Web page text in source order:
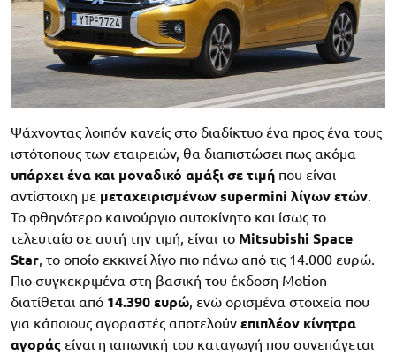
Ψάχνοντας λοιπόν κανείς στο διαδίκτυο ένα προς ένα τους
ιστότοπους των εταιρειών, θα διαπιστώσει πως ακόμα
υπάρχει ένα και μοναδικό αμάξι σε τιμή που είναι
αντίστοιχη με μεταχειρισμένων supermini λίγων ετών.
Το φθηνότερο καινούργιο αυτοκίνητο και ίσως το
τελευταίο σε αυτή την τιμή, είναι το Mitsubishi Space
Star, το οποίο εκκινεί λίγο πιο πάνω από τις 14.000 ευρώ.
Πιο συγκεκριμένα στη βασική του έκδοση Motion
διατίθεται από 14.390 ευρώ, ενώ ορισμένα στοιχεία που
για κάποιους αγοραστές αποτελούν επιπλέον κίνητρα
αγοράς είναι η ιαπωνική του καταγωγή που συνεπάγεται